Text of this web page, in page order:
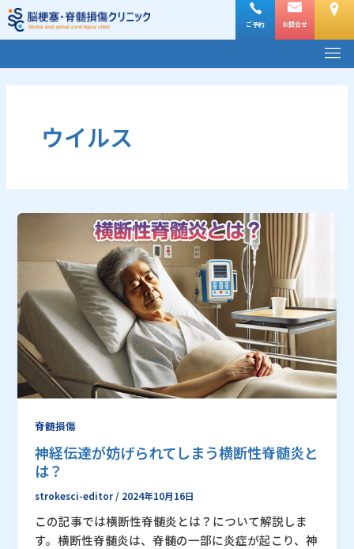
内
容
ス
ご予約 お問合せ
メ
ニ
ウイルス
脊髄損傷
神経伝達が妨げられてしまう横断性脊髄炎と
は？
strokesci-editor / 2024年10月16日
この記事では横断性脊髄炎とは？について解説しま
す。横断性脊髄炎は、脊髄の一部に炎症が起こり、神